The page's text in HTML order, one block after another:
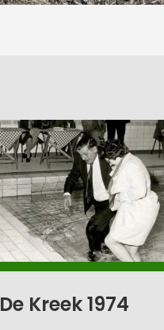
De Kreek 1974